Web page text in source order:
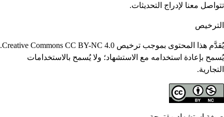
تتواصل معنا لإدراج التحديثات.
الترخيص
يُقدَّم هذا المحتوى بموجب ترخيص Creative Commons CC BY-NC 4.0.
يُسمح بإعادة استخدامه مع الاستشهاد؛ ولا يُسمح بالاستخدامات
التجارية.